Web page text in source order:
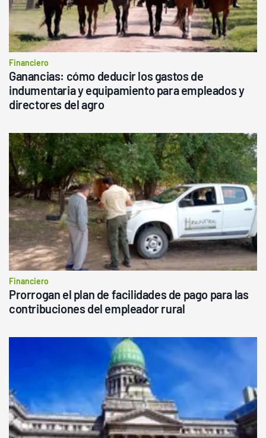
Financiero
Ganancias: cómo deducir los gastos de
indumentaria y equipamiento para empleados y
directores del agro
Financiero
Prorrogan el plan de facilidades de pago para las
contribuciones del empleador rural